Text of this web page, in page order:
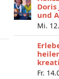
Doris
und
Mi.
Fr.